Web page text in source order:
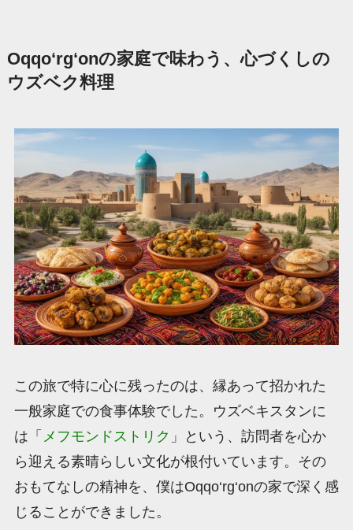
Oqqo‘rg‘onの家庭で味わう、心づくしの
ウズベク料理
この旅で特に心に残ったのは、縁あって招かれた
一般家庭での食事体験でした。ウズベキスタンに
は「 メフモンドストリク 」という、訪問者を心か
ら迎える素晴らしい文化が根付いています。その
おもてなしの精神を、僕はOqqo‘rg‘onの家で深く感
じることができました。